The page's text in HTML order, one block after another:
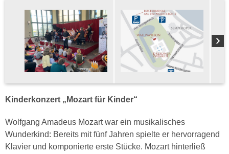
Kinderkonzert „Mozart für Kinder“
Wolfgang Amadeus Mozart war ein musikalisches
Wunderkind: Bereits mit fünf Jahren spielte er hervorragend
Klavier und komponierte erste Stücke. Mozart hinterließ